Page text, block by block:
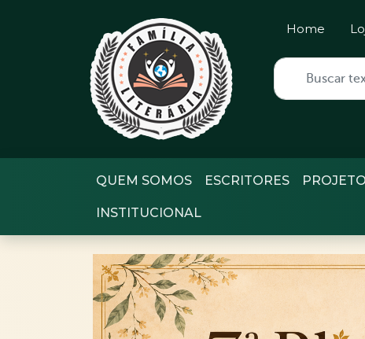
Home
QUEM SOMOS ESCRITORES
INSTITUCIONAL